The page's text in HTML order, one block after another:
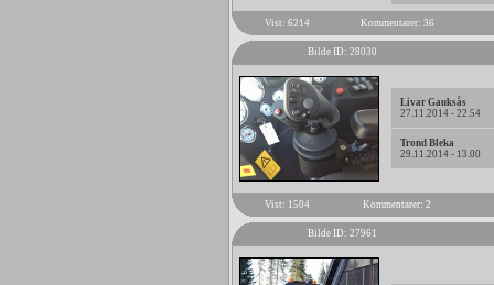
Vist: 6214 Kommentarer: 36
Bilde ID: 28030
Livar Gauksås
27.11.2014 - 22.54
Trond Bleka
29.11.2014 - 13.00
Vist: 1504 Kommentarer: 2
Bilde ID: 27961